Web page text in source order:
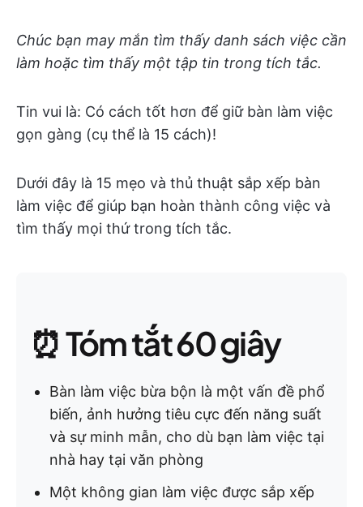
Chúc bạn may mắn tìm thấy danh sách việc cần
làm hoặc tìm thấy một tập tin trong tích tắc.
Tin vui là: Có cách tốt hơn để giữ bàn làm việc
gọn gàng (cụ thể là 15 cách)!
Dưới đây là 15 mẹo và thủ thuật sắp xếp bàn
làm việc để giúp bạn hoàn thành công việc và
tìm thấy mọi thứ trong tích tắc.
⏰ Tóm tắt 60 giây
Bàn làm việc bừa bộn là một vấn đề phổ
biến, ảnh hưởng tiêu cực đến năng suất
và sự minh mẫn, cho dù bạn làm việc tại
nhà hay tại văn phòng
Một không gian làm việc được sắp xếp